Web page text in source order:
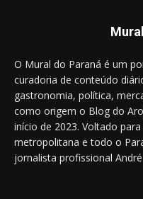
O Mural do Paraná é um
curadoria de conteúdo
gastronomia, política,
como origem o Blog do
início de 2023. Voltado
metropolitana e todo o
jornalista profissional